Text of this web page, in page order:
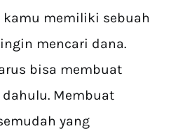
memiliki sebuah
mencari dana.
bisa membuat
Membuat
yang